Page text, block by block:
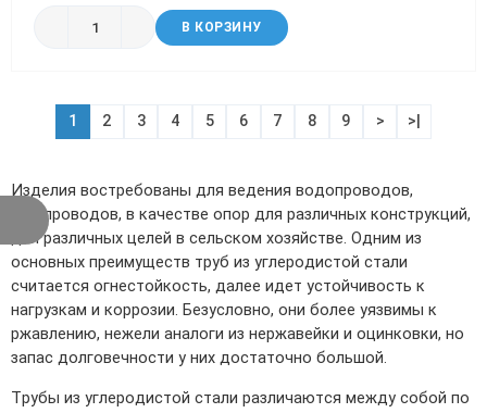
В КОРЗИНУ
1 2 3 4 5 6 7 8 9 > >|
Изделия востребованы для ведения водопроводов,
газопроводов, в качестве опор для различных конструкций,
для различных целей в сельском хозяйстве. Одним из
основных преимуществ труб из углеродистой стали
считается огнестойкость, далее идет устойчивость к
нагрузкам и коррозии. Безусловно, они более уязвимы к
ржавлению, нежели аналоги из нержавейки и оцинковки, но
запас долговечности у них достаточно большой.
Трубы из углеродистой стали различаются между собой по